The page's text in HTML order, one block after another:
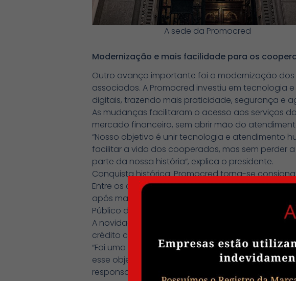
A sede da Promocred
Modernização e mais facilidade para os
Outro avanço importante foi a modernização
associados. A Promocred investiu em tecnologia
digitais, trazendo mais praticidade, segurança e
As mudanças facilitaram o acesso aos serviços
mercado financeiro, sem abrir mão do
“Nosso objetivo é unir tecnologia e atendimento
facilitar a vida dos cooperados, mas sem perder
parte da nossa história”, explica o presidente.
Conquista histórica: Promocred torna-se
Entre os avanços celebrados neste aniversário
após mais de 20 anos de tentativas, a
Público de São Paulo.
A novidade fortalece ainda mais a atuação da
crédito consignado para os cooperados, com
“Foi uma conquista muito importante para todos
esse objetivo e hoje conseguimos oferecer ainda
responsabilidade e taxas competitivas”, ressalta